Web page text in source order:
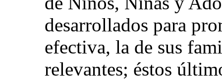
desarrollados para
efectiva, la de sus
relevantes; éstos